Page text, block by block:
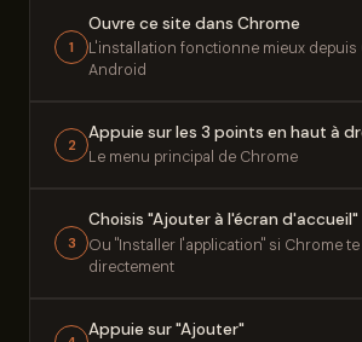
1
Ouvre ce site dans Chrome
L'installation fonctionne mieux
Android
2
Appuie sur les 3 points en haut à
Le menu principal de Chrome
3
Choisis "Ajouter à l'écran d'accueil"
Ou "Installer l'application" si Chrome
directement
Appuie sur "Ajouter"